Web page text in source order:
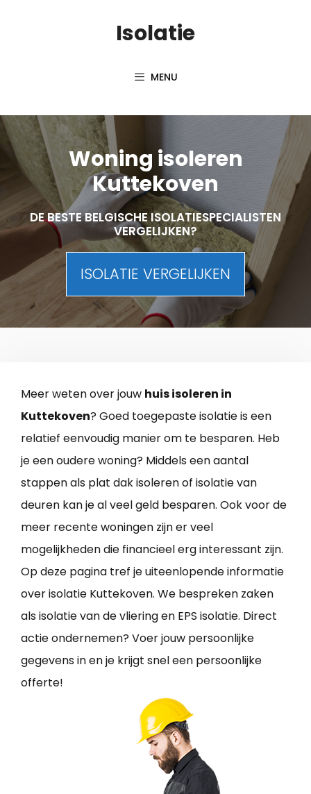
Isolatie
MENU
Woning isoleren
Kuttekoven
DE BESTE BELGISCHE ISOLATIESPECIALISTEN
VERGELIJKEN?
ISOLATIE VERGELIJKEN
Meer weten over jouw huis isoleren in
Kuttekoven? Goed toegepaste isolatie is een
relatief eenvoudig manier om te besparen. Heb
je een oudere woning? Middels een aantal
stappen als plat dak isoleren of isolatie van
deuren kan je al veel geld besparen. Ook voor de
meer recente woningen zijn er veel
mogelijkheden die financieel erg interessant zijn.
Op deze pagina tref je uiteenlopende informatie
over isolatie Kuttekoven. We bespreken zaken
als isolatie van de vliering en EPS isolatie. Direct
actie ondernemen? Voer jouw persoonlijke
gegevens in en je krijgt snel een persoonlijke
offerte!